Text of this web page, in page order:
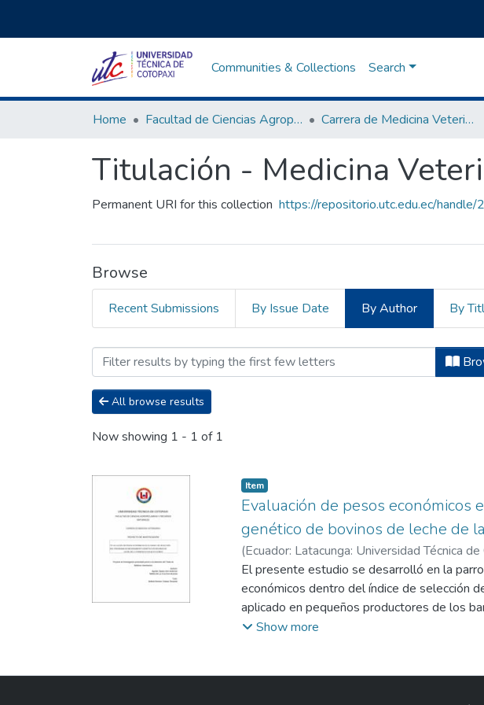
Communities & Collections Search
Home Facultad de Ciencias Agropecuarias y Recursos Naturales Carrera de Medicina Veterinaria
Titulación - Medicina
Permanent URI for this collection https://repositorio.utc.edu.ec/
Browse
Recent Submissions By Issue Date By Author By
Browsing Titulación - Medicina
All browse results
Now showing 1 - 1 of 1
Item
Evaluación de pesos económicos
genético de bovinos de leche de
(Ecuador: Latacunga: Universidad Técnica
La Cruz, Eva Azucena;Beltrán Romero,
El presente estudio se desarrolló en la
económicos dentro del índice de selección
aplicado en pequeños productores de los
muestra de 51 animales que pertenecen a
Show more